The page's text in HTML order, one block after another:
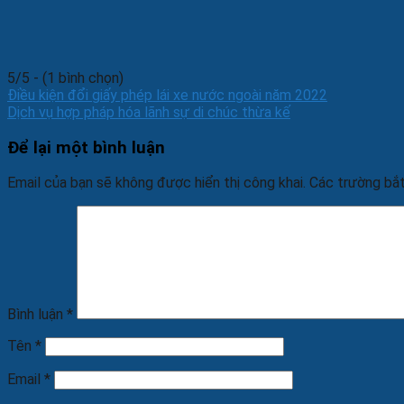
5/5 - (1 bình chọn)
Điều kiện đổi giấy phép lái xe nước ngoài năm 2022
Dịch vụ hợp pháp hóa lãnh sự di chúc thừa kế
Để lại một bình luận
Email của bạn sẽ không được hiển thị công khai. Các trường
Bình luận *
Tên *
Email *